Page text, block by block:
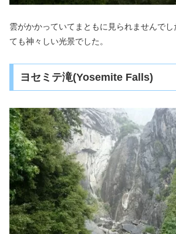
雲がかかっていてまともに見られませんでし
ても神々しい光景でした。
ヨセミテ滝(Yosemite Falls)